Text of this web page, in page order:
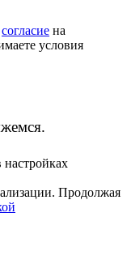
согласие на
условия
Продолжая